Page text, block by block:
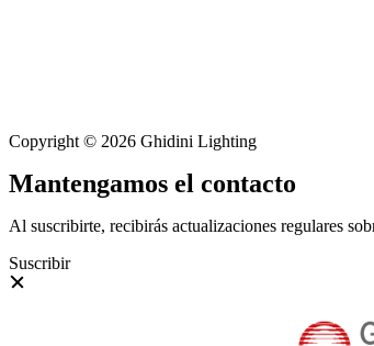
Copyright © 2026 Ghidini Lighting
Mantengamos el contacto
Al suscribirte, recibirás actualizaciones regulares
Suscribir